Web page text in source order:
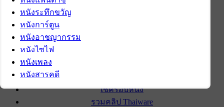
เช็ครอบหนัง
รวมคลิป Thaiware
หนังระทึกขวัญ
หนังการ์ตูน
หนังอาชญากรรม
หนังไซไฟ
หนังเพลง
หนังสารคดี